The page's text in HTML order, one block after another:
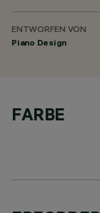
ENTWORFEN VON
Piano Design
FARBE